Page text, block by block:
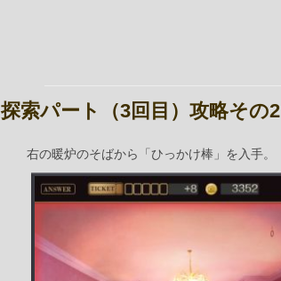
探索パート（3回目）攻略その2
右の暖炉のそばから「ひっかけ棒」を入手。